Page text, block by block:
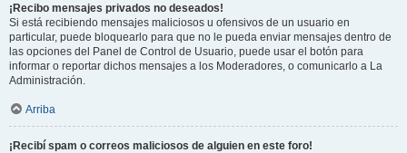
¡Recibo mensajes privados no deseados!
Si está recibiendo mensajes maliciosos u ofensivos de un usuario en
particular, puede bloquearlo para que no le pueda enviar mensajes dentro de
las opciones del Panel de Control de Usuario, puede usar el botón para
informar o reportar dichos mensajes a los Moderadores, o comunicarlo a La
Administración.
Arriba
¡Recibí spam o correos maliciosos de alguien en este foro!